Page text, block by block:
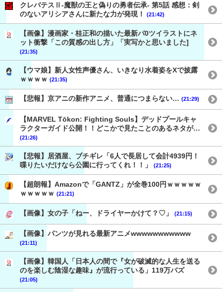
クレバテスⅡ-魔獣の王と偽りの勇者伝承- 第5話 感想：剣
のないアリシアさんに新たな力が発現！
(21:42)
【画像】漫画家・桂正和の描いた最新パ0ツイラストにネ
ット衝撃「この質感の出し方」「実写かと思いました]
(21:35)
【ウマ娘】新人女性声優さん、いきなり水着姿をXで披露
ｗｗｗｗ (21:35)
【悲報】京アニの新作アニメ、普通につまらない… (21:29)
【MARVEL Tōkon: Fighting Souls】デッドプールキャ
ラクターガイド公開！！どこかで見たことのあるネタが…
(21:26)
【悲報】居酒屋、ブチギレ「6人で長居して会計4939円！
喋りたいだけなら公園に行ってくれ！！」
(21:25)
【超朗報】Amazonで「GANTZ」が全巻100円ｗｗｗｗｗ
ｗｗｗｗｗ (21:21)
【画像】女の子「ねー、ドライヤーかけて？♡」 (21:15)
【画像】パンツが見れる最新アニメwwwwwwwwwww
(21:11)
【画像】韓国人「日本人の間で『女が破滅的な人生を送る
のを楽しむ陰湿な趣味』が流行っている」119万バズ
(21:05)